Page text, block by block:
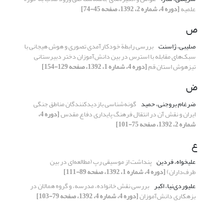
علمیه[دوره 4، شماره 2، 1392، صفحه 45-74]
ص
صلیبی، ژاسنت بررسی رابطة خودکارآمدی تصوری و هوش هیجانی با
سبک‌های مقابله با استرس در بین دانش‌آموزان دختر دبیرستانی
تیزهوش استان قم[دوره 4، شماره 1، 1392، صفحه 129-154]
ض
ضرغام بروجنی، حمید گونه‌شناسی بازدیدکنندگان مناطق جنگی
ایران و نقش آن در انتقال فرهنگ پایداری دفاع مقدس [دوره 4،
شماره 2، 1392، صفحه 75-101]
ع
علیخواه، فردین پنداشت از موسیقی رپ (مطالعه‌ای در بین
طرف‌داران)[دوره 4، شماره 1، 1392، صفحه 89-111]
علیوردی‌نیا، اکبر بررسی نقش خانواده، مدرسه، و گروه همالان در
بزهکاری دانش‌آموزان[دوره 4، شماره 4، 1392، صفحه 79-103]